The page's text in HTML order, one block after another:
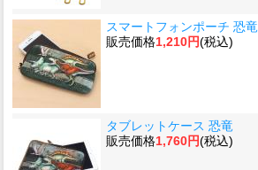
スマートフォンポーチ 恐竜
販売価格1,210円(税込)
タブレットケース 恐竜
販売価格1,760円(税込)